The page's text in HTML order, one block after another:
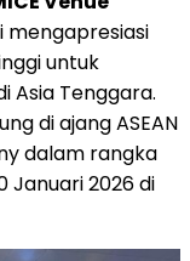
mengapresiasi
untuk
Asia Tenggara.
di ajang ASEAN
dalam rangka
Januari 2026 di